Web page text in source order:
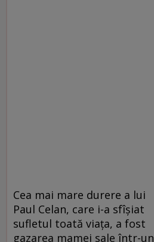
Cea mai mare durere a lui
Paul Celan, care i-a sfîșiat
sufletul toată viața, a fost
gazarea mamei sale într-un